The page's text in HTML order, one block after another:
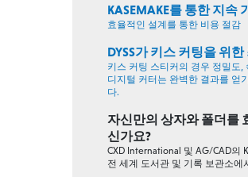
KASEMAKE를 통한 지속
효율적인 설계를 통한 비용 절감
DYSS가 키스 커팅을 위
키스 커팅 스티커의 경우 정밀도,
디지털 커터는 완벽한 결과를 얻
다.
자신만의 상자와 폴더를
신가요?
CXD International 및 AG/CAD의
전 세계 도서관 및 기록 보관소에